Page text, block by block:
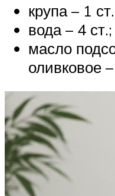
крупа – 1
вода – 4 ст.;
масло
оливковое